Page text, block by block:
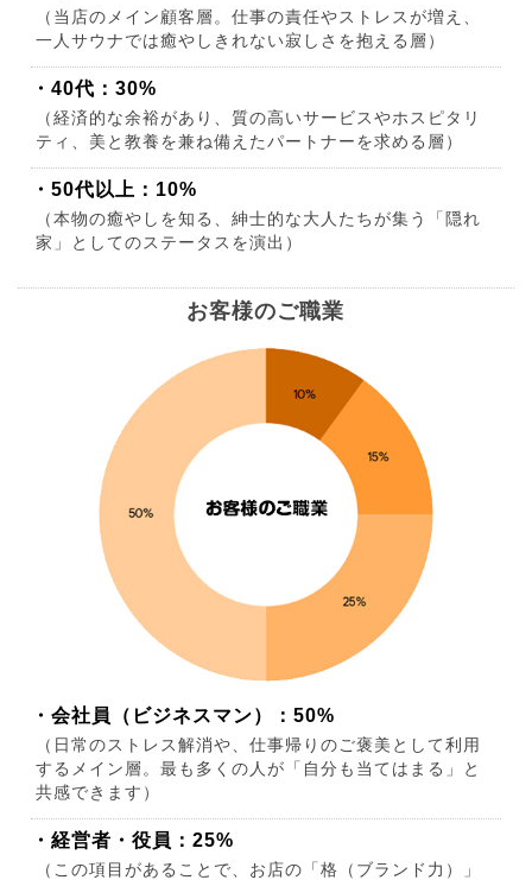
（当店のメイン顧客層。仕事の責任やストレスが増え、
一人サウナでは癒やしきれない寂しさを抱える層）
・40代：30%
（経済的な余裕があり、質の高いサービスやホスピタリ
ティ、美と教養を兼ね備えたパートナーを求める層）
・50代以上：10%
（本物の癒やしを知る、紳士的な大人たちが集う「隠れ
家」としてのステータスを演出）
お客様のご職業
・会社員（ビジネスマン）：50%
（日常のストレス解消や、仕事帰りのご褒美として利用
するメイン層。最も多くの人が「自分も当てはまる」と
共感できます）
・経営者・役員：25%
（この項目があることで、お店の「格（ブランド力）」